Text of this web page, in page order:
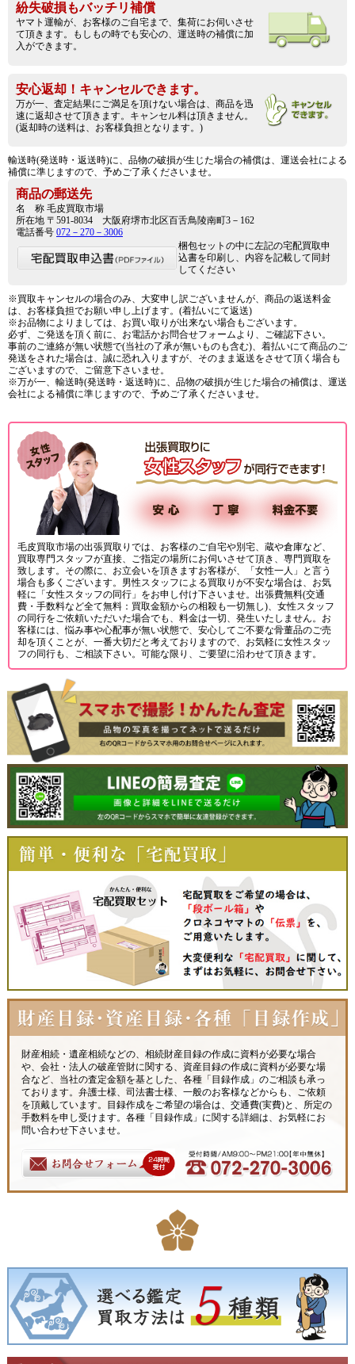
紛失破損もバッチリ補償
ヤマト運輸が、お客様のご自宅まで、集荷にお伺いさせ
て頂きます。もしもの時でも安心の、運送時の補償に加
入ができます。
安心返却！キャンセルできます。
万が一、査定結果にご満足を頂けない場合は、商品を迅
速に返却させて頂きます。キャンセル料は頂きません。
(返却時の送料は、お客様負担となります。)
輸送時(発送時・返送時)に、品物の破損が生じた場合の補償は、運送会社による
補償に準じますので、予めご了承くださいませ。
商品の郵送先
名 称 毛皮買取市場
所在地 〒591-8034 大阪府堺市北区百舌鳥陵南町3－162
電話番号 072－270－3006
梱包セットの中に左記の宅配買取申
込書を印刷し、内容を記載して同封
してください
※買取キャンセルの場合のみ、大変申し訳ございませんが、商品の返送料金
は、お客様負担でお願い申し上げます。(着払いにて返送)
※お品物によりましては、お買い取りが出来ない場合もございます。
必ず、ご発送を頂く前に、お電話かお問合せフォームより、ご確認下さい。
事前のご連絡が無い状態で(当社の了承が無いものも含む)、着払いにて商品のご
発送をされた場合は、誠に恐れ入りますが、そのまま返送をさせて頂く場合も
ございますので、ご留意下さいませ。
※万が一、輸送時(発送時・返送時)に、品物の破損が生じた場合の補償は、運送
会社による補償に準じますので、予めご了承くださいませ。
毛皮買取市場の出張買取りでは、お客様のご自宅や別宅、蔵や倉庫など、
買取専門スタッフが直接、ご指定の場所にお伺いさせて頂き、専門買取を
致します。その際に、お立会いを頂きますお客様が、「女性一人」と言う
場合も多くございます。男性スタッフによる買取りが不安な場合は、お気
軽に「女性スタッフの同行」をお申し付け下さいませ。出張費無料(交通
費・手数料など全て無料：買取金額からの相殺も一切無し)、女性スタッフ
の同行をご依頼いただいた場合でも、料金は一切、発生いたしません。お
客様には、悩み事や心配事が無い状態で、安心してご不要な骨董品のご売
却を頂くことが、一番大切だと考えておりますので、お気軽に女性スタッ
フの同行も、ご相談下さい。可能な限り、ご要望に沿わせて頂きます。
財産相続・遺産相続などの、相続財産目録の作成に資料が必要な場合
や、会社・法人の破産管財に関する、資産目録の作成に資料が必要な場
合など、当社の査定金額を基とした、各種「目録作成」のご相談も承っ
ております。弁護士様、司法書士様、一般のお客様などからも、ご依頼
を頂戴しています。目録作成をご希望の場合は、交通費(実費)と、所定の
手数料を申し受けます。各種「目録作成」に関する詳細は、お気軽にお
問い合わせ下さいませ。